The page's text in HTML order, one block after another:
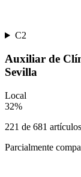
C2
Auxiliar de
Sevilla
Local
32%
221 de 681
Parcialmente